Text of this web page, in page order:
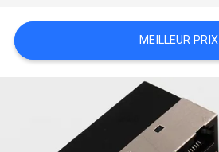
PLAN
MEILLEUR PRIX